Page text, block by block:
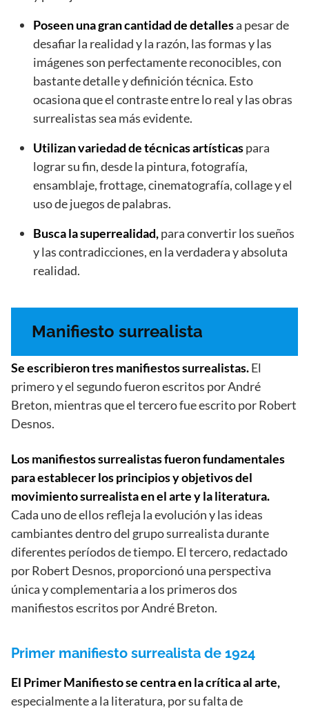
Poseen una gran cantidad de detallesa pesar de
desafiar la realidad y la razón, las formas y las
imágenes son perfectamente reconocibles, con
bastante detalle y definición técnica. Esto
ocasiona que el contraste entre lo real y las obras
surrealistas sea más evidente.
Utilizan variedad de técnicas artísticaspara
lograr su fin, desde la pintura, fotografía,
ensamblaje, frottage, cinematografía, collage y el
uso de juegos de palabras.
Busca la superrealidad,para convertir los sueños
y las contradicciones, en la verdadera y absoluta
realidad.
Manifiesto surrealista
Se escribieron tres manifiestos surrealistas.El
primero y el segundo fueron escritos por André
Breton, mientras que el tercero fue escrito por Robert
Desnos.
Los manifiestos surrealistas fueron fundamentales
para establecer los principios y objetivos del
movimiento surrealista en el arte y la literatura.
Cada uno de ellos refleja la evolución y las ideas
cambiantes dentro del grupo surrealista durante
diferentes períodos de tiempo. El tercero, redactado
por Robert Desnos, proporcionó una perspectiva
única y complementaria a los primeros dos
manifiestos escritos por André Breton.
Primer manifiesto surrealista de 1924
El Primer Manifiesto se centra en la crítica al arte,
especialmente a la literatura, por su falta de